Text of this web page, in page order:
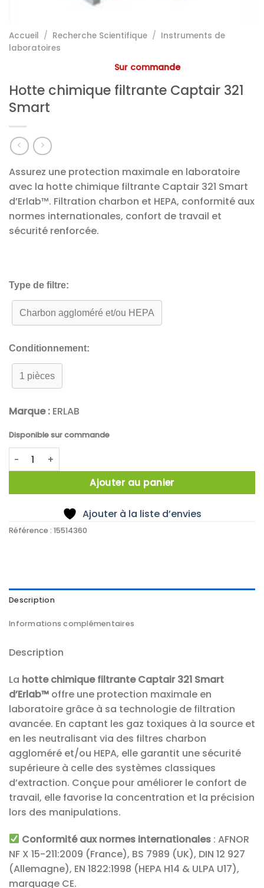
Accueil / Recherche Scientifique / Instruments de
laboratoires
Sur commande
Hotte chimique filtrante Captair 321
Smart
Assurez une protection maximale en laboratoire
avec la hotte chimique filtrante Captair 321 Smart
d’Erlab™. Filtration charbon et HEPA, conformité aux
normes internationales, confort de travail et
sécurité renforcée.
Type de filtre:
Charbon aggloméré et/ou HEPA
Conditionnement:
1 pièces
Marque : ERLAB
Disponible sur commande
quantité de Hotte chimique filtrante Captair 321 Smart
Ajouter au panier
Ajouter à la liste d’envies
Référence : 15514360
Description
Informations complémentaires
Description
La hotte chimique filtrante Captair 321 Smart
d’Erlab™ offre une protection maximale en
laboratoire grâce à sa technologie de filtration
avancée. En captant les gaz toxiques à la source et
en les neutralisant via des filtres charbon
aggloméré et/ou HEPA, elle garantit une sécurité
supérieure à celle des systèmes classiques
d’extraction. Conçue pour améliorer le confort de
travail, elle favorise la concentration et la précision
lors des manipulations.
Conformité aux normes internationales : AFNOR
NF X 15-211:2009 (France), BS 7989 (UK), DIN 12 927
(Allemagne), EN 1822:1998 (HEPA H14 & ULPA U17),
marquage CE.